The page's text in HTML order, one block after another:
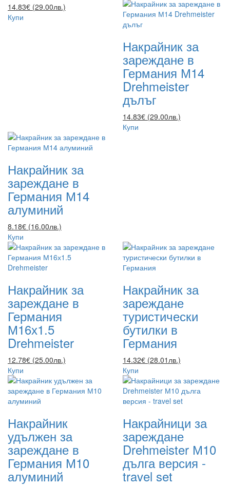
14.83€ (29.00лв.)
Купи
Накрайник за
зареждане в
Германия М14
Drehmeister
дълъг
14.83€ (29.00лв.)
Купи
Накрайник за
зареждане в
Германия М14
алуминий
8.18€ (16.00лв.)
Купи
Накрайник за
зареждане в
Германия
М16х1.5
Drehmeister
12.78€ (25.00лв.)
Купи
Накрайник за
зареждане
туристически
бутилки в
Германия
14.32€ (28.01лв.)
Купи
Накрайник
удължен за
зареждане в
Германия М10
алуминий
Накрайници за
зареждане
Drehmeister М10
дълга версия -
travel set